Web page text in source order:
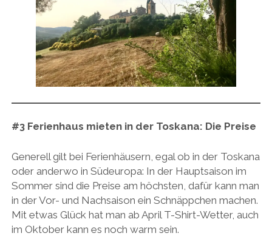
#3 Ferienhaus mieten in der Toskana: Die Preise
Generell gilt bei Ferienhäusern, egal ob in der Toskana
oder anderwo in Südeuropa: In der Hauptsaison im
Sommer sind die Preise am höchsten, dafür kann man
in der Vor- und Nachsaison ein Schnäppchen machen.
Mit etwas Glück hat man ab April T-Shirt-Wetter, auch
im Oktober kann es noch warm sein.